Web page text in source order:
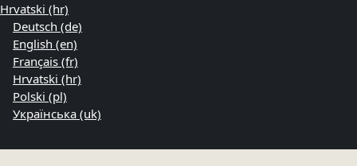
Hrvatski ‎(hr)‎
Deutsch ‎(de)‎
English ‎(en)‎
Français ‎(fr)‎
Hrvatski ‎(hr)‎
Polski ‎(pl)‎
Українська ‎(uk)‎